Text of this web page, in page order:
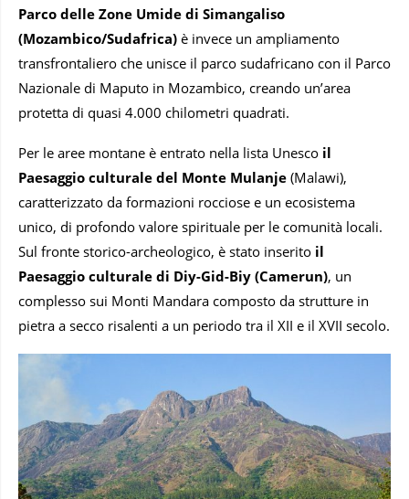
Parco delle Zone Umide di Simangaliso
(Mozambico/Sudafrica) è invece un ampliamento
transfrontaliero che unisce il parco sudafricano con il Parco
Nazionale di Maputo in Mozambico, creando un’area
protetta di quasi 4.000 chilometri quadrati.
Per le aree montane è entrato nella lista Unesco il
Paesaggio culturale del Monte Mulanje (Malawi),
caratterizzato da formazioni rocciose e un ecosistema
unico, di profondo valore spirituale per le comunità locali.
Sul fronte storico-archeologico, è stato inserito il
Paesaggio culturale di Diy-Gid-Biy (Camerun), un
complesso sui Monti Mandara composto da strutture in
pietra a secco risalenti a un periodo tra il XII e il XVII secolo.